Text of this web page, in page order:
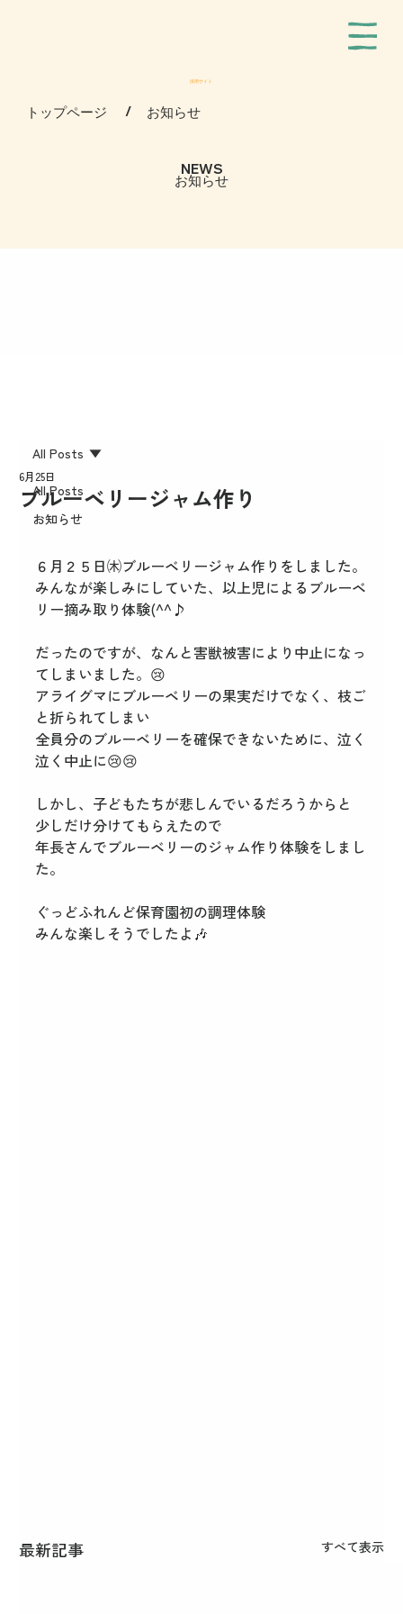
採用サイト
トップページ / お知らせ
NEWS
お知らせ
All Posts
お知らせ
All Posts
ブルーベリージャム作り
6月25日
６月２５日㈭ブルーベリージャム作りをしました。
みんなが楽しみにしていた、以上児によるブルーベ
リー摘み取り体験(^^♪
だったのですが、なんと害獣被害により中止になっ
てしまいました。😢
アライグマにブルーベリーの果実だけでなく、枝ご
と折られてしまい
全員分のブルーベリーを確保できないために、泣く
泣く中止に😢😢
しかし、子どもたちが悲しんでいるだろうからと
少しだけ分けてもらえたので
年長さんでブルーベリーのジャム作り体験をしまし
た。
ぐっどふれんど保育園初の調理体験
みんな楽しそうでしたよ🎶
最新記事 すべて表示